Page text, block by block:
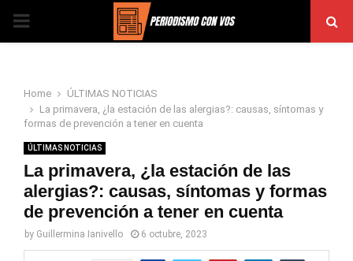
PRIMARY
Home
ÚLTIMAS NOTICIAS
La primavera, ¿la estación de las alergias?: causas, síntomas y
formas de prevención a tener en cuenta
ÚLTIMAS NOTICIAS
La primavera, ¿la estación de las
alergias?: causas, síntomas y formas
de prevención a tener en cuenta
by Guillermina Ianivello 6 octubre, 2023